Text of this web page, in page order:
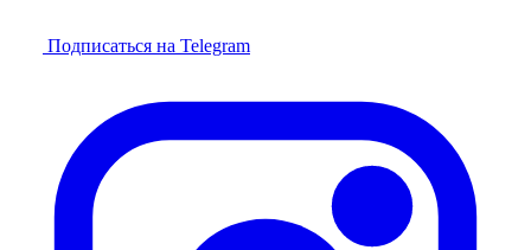
Подписаться на Telegram